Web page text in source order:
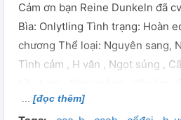
Cảm ơn bạn Reine Dunkeln đã
Bìa: Onlytling Tình trạng: Hoàn
chương Thể loại: Nguyên sang,
Tình cảm , H văn , Ngọt sủng ,
trời tác hợp , Trâu già gặm cỏ
[đọc thêm]